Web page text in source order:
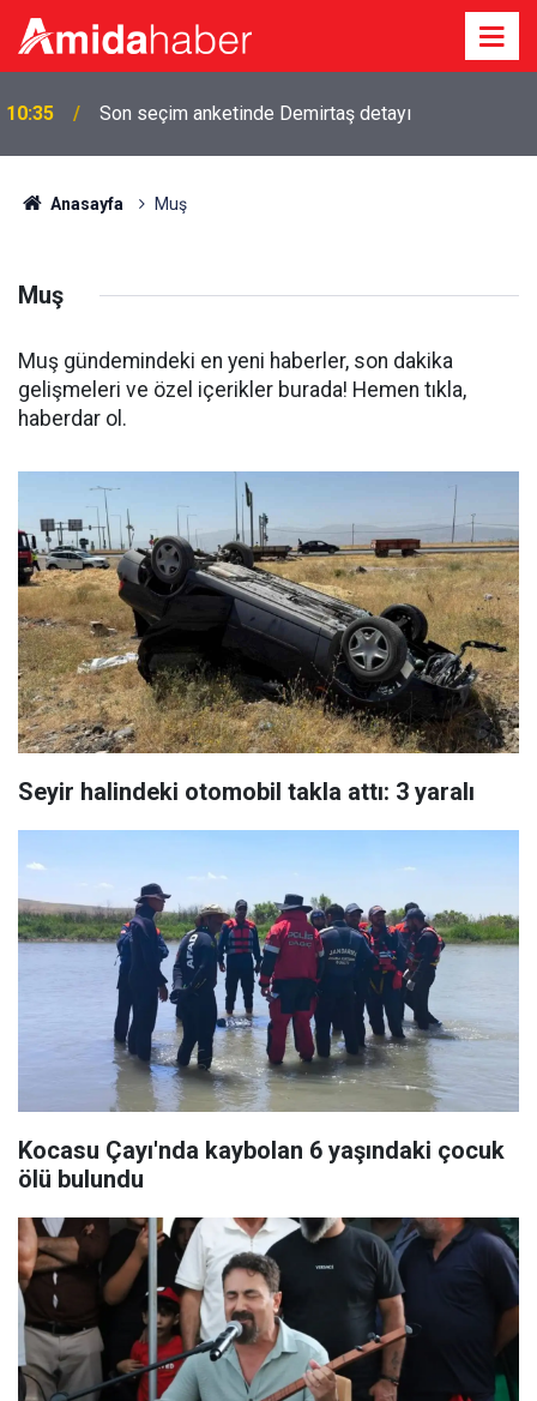
09:53 Meclis’teki ilk çerçeve yasa toplantısı bugün
Anasayfa Muş
Muş
Muş gündemindeki en yeni haberler, son dakika
gelişmeleri ve özel içerikler burada! Hemen tıkla,
haberdar ol.
Seyir halindeki otomobil takla attı: 3 yaralı
Kocasu Çayı'nda kaybolan 6 yaşındaki çocuk
ölü bulundu